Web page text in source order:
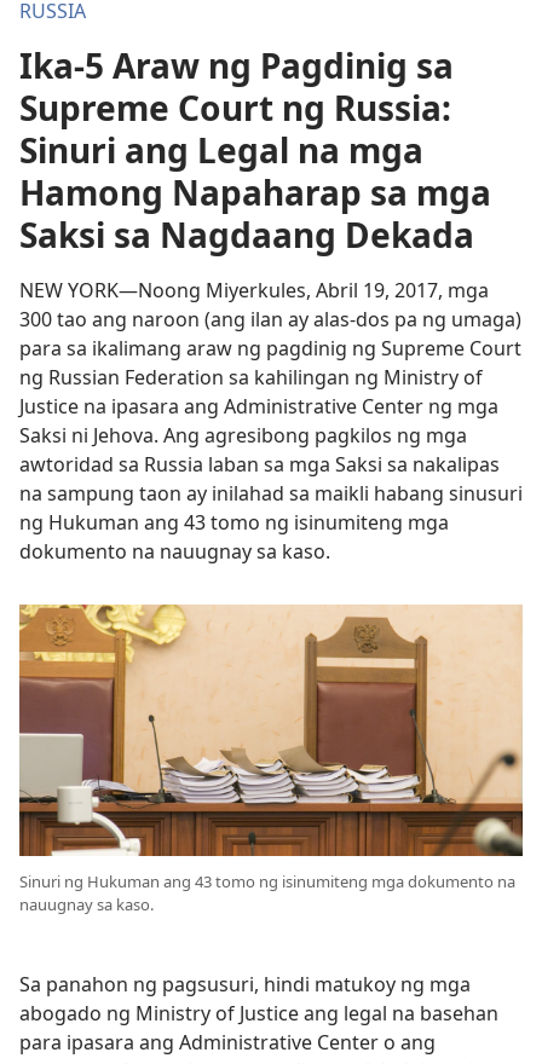
RUSSIA
Ika-5 Araw ng Pagdinig sa
Supreme Court ng Russia:
Sinuri ang Legal na mga
Hamong Napaharap sa mga
Saksi sa Nagdaang Dekada
NEW YORK—Noong Miyerkules, Abril 19, 2017, mga
300 tao ang naroon (ang ilan ay alas-dos pa ng umaga)
para sa ikalimang araw ng pagdinig ng Supreme Court
ng Russian Federation sa kahilingan ng Ministry of
Justice na ipasara ang Administrative Center ng mga
Saksi ni Jehova. Ang agresibong pagkilos ng mga
awtoridad sa Russia laban sa mga Saksi sa nakalipas
na sampung taon ay inilahad sa maikli habang sinusuri
ng Hukuman ang 43 tomo ng isinumiteng mga
dokumento na nauugnay sa kaso.
Sinuri ng Hukuman ang 43 tomo ng isinumiteng mga dokumento na
nauugnay sa kaso.
Sa panahon ng pagsusuri, hindi matukoy ng mga
abogado ng Ministry of Justice ang legal na basehan
para ipasara ang Administrative Center o ang